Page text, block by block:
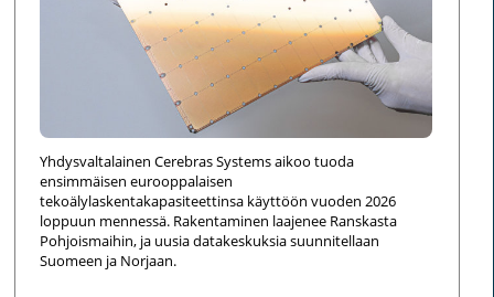
Yhdysvaltalainen Cerebras Systems aikoo tuoda
ensimmäisen eurooppalaisen
tekoälylaskentakapasiteettinsa käyttöön vuoden 2026
loppuun mennessä. Rakentaminen laajenee Ranskasta
Pohjoismaihin, ja uusia datakeskuksia suunnitellaan
Suomeen ja Norjaan.